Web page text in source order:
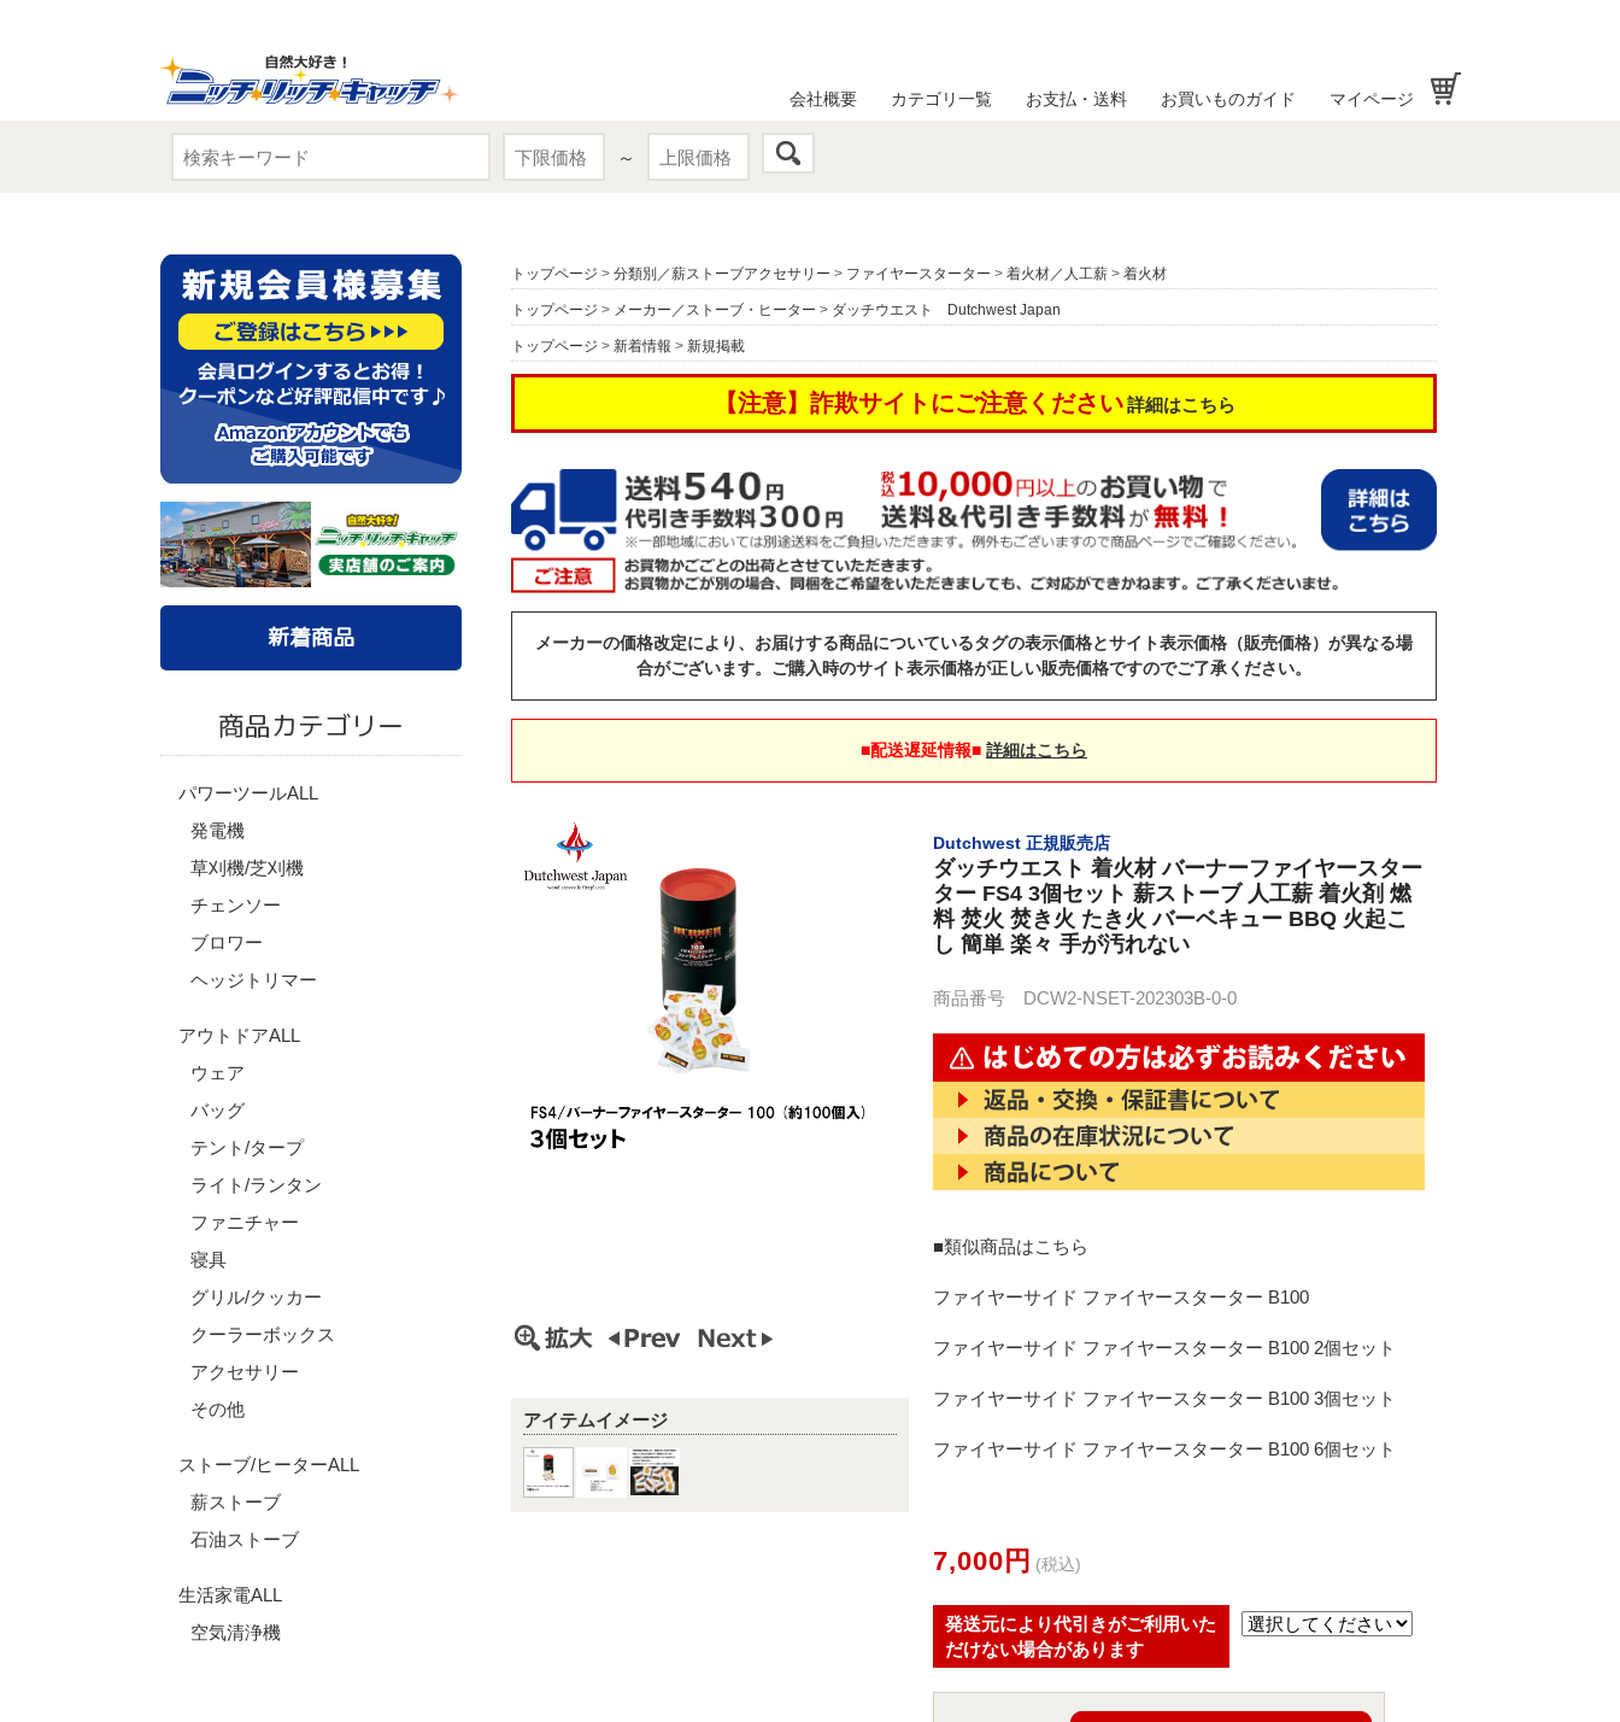
～
会社概要 カテゴリ一覧 お支払・送料 お買いものガイド マイページ
新着商品
商品カテゴリー
パワーツールALL
発電機
草刈機/芝刈機
チェンソー
ブロワー
ヘッジトリマー
アウトドアALL
ウェア
バッグ
テント/タープ
ライト/ランタン
ファニチャー
寝具
グリル/クッカー
クーラーボックス
アクセサリー
その他
ストーブ/ヒーターALL
薪ストーブ
石油ストーブ
生活家電ALL
空気清浄機
トップページ > 分類別／薪ストーブアクセサリー > ファイヤースターター > 着火材／人工薪 > 着火材
トップページ > メーカー／ストーブ・ヒーター > ダッチウエスト Dutchwest Japan
トップページ > 新着情報 > 新規掲載
【注意】詐欺サイトにご注意ください 詳細はこちら
メーカーの価格改定により、お届けする商品についているタグの表示価格とサイト表示価格（販売価格）が異なる場
合がございます。ご購入時のサイト表示価格が正しい販売価格ですのでご了承ください。
■配送遅延情報■ 詳細はこちら
Dutchwest 正規販売店
ダッチウエスト 着火材 バーナーファイヤースター
ター FS4 3個セット 薪ストーブ 人工薪 着火剤 燃
料 焚火 焚き火 たき火 バーベキュー BBQ 火起こ
し 簡単 楽々 手が汚れない
商品番号 DCW2-NSET-202303B-0-0
■類似商品はこちら
ファイヤーサイド ファイヤースターター B100
ファイヤーサイド ファイヤースターター B100 2個セット
ファイヤーサイド ファイヤースターター B100 3個セット
ファイヤーサイド ファイヤースターター B100 6個セット
7,000円 (税込)
発送元により代引きがご利用いた
だけない場合があります
アイテムイメージ